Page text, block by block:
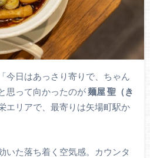
今日はあっさり寄りで、ちゃん
思って向かったのが麺屋 聖（き
エリアで、最寄りは矢場町駅か
いた落ち着く空気感。カウンタ